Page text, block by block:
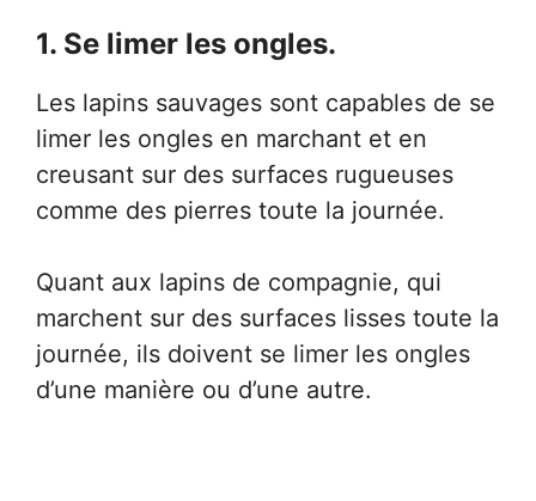
1. Se limer les ongles.
Les lapins sauvages sont capables de se
limer les ongles en marchant et en
creusant sur des surfaces rugueuses
comme des pierres toute la journée.
Quant aux lapins de compagnie, qui
marchent sur des surfaces lisses toute la
journée, ils doivent se limer les ongles
d’une manière ou d’une autre.